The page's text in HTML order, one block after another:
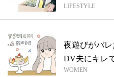
紹介
LIFESTYLE
夜遊びがバ
DV夫にキレ
場合...
WOMEN